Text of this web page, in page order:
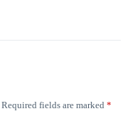
Required fields are marked *